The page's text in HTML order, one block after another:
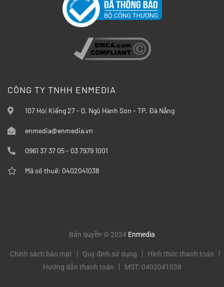
CÔNG TY TNHH ENMEDIA
107 Hói Kiểng 27 - Q. Ngũ Hành Sơn - TP. Đà Nẵng
enmedia@enmedia.vn
0961 37 37 05 - 03 7979 1001
Mã số thuế: 0402041038
Bản quyền © 2024 Enmedia
Chính sách bảo mật Quy định sử dụng
Hình thức thanh toán
Hướng dẫn thanh toán
MST: 0402041038